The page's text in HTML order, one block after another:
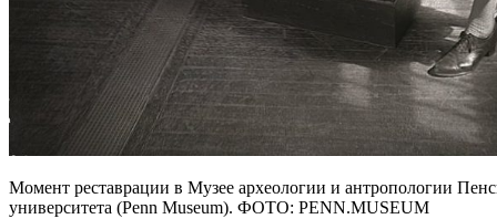
Момент реставрации в Музее археологии и антропологии
университета (Penn Museum). ФОТО: PENN.MUSEUM